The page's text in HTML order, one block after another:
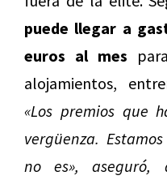
puede llegar a
euros al mes
alojamientos,
«Los premios que
vergüenza.
no es», aseguró,